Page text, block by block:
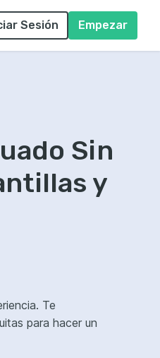
Sesión Empezar
Sin
y
Te
para hacer un